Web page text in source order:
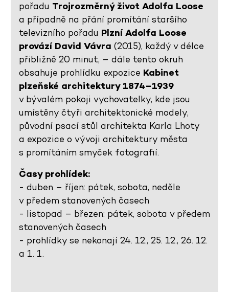
pořadu Trojrozměrný život Adolfa Loose
a případně na přání promítání staršího
televizního pořadu Plzní Adolfa Loose
provází David Vávra (2015), každý v délce
přibližně 20 minut, – dále tento okruh
obsahuje prohlídku expozice Kabinet
plzeňské architektury 1874–1939
v bývalém pokoji vychovatelky, kde jsou
umístěny čtyři architektonické modely,
původní psací stůl architekta Karla Lhoty
a expozice o vývoji architektury města
s promítáním smyček fotografií.
Časy prohlídek:
- duben – říjen: pátek, sobota, neděle
v předem stanovených časech
- listopad – březen: pátek, sobota v předem
stanovených časech
- prohlídky se nekonají 24. 12., 25. 12., 26. 12.
a 1. 1.